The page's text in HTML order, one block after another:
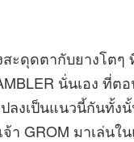
ะดุดตากับยางโต
นั่นเอง ที่ต
ลงเป็นแนวนี้กันทั้
จ้า GROM มาเล่น